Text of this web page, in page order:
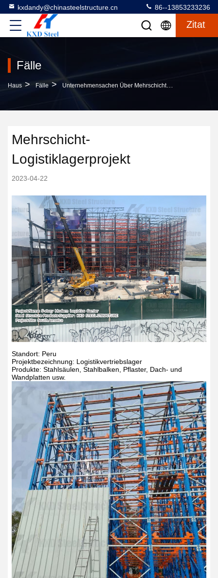
kxdandy@chinasteelstructure.cn 86--13853233236
Zitat
Fälle
Haus > Fälle > Unternehmensachen Über Mehrschicht-Logistiklagerprojekt
Mehrschicht-
Logistiklagerprojekt
2023-04-22
Standort: Peru
Projektbezeichnung: Logistikvertriebslager
Produkte: Stahlsäulen, Stahlbalken, Pflaster, Dach- und
Wandplatten usw.